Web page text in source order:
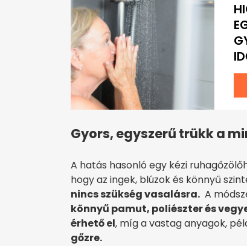
Gyors, egyszerű trükk a
A hatás hasonló egy kézi
hogy az ingek, blúzok és könnyű
nincs szükség vasalásra. A
könnyű pamut, poliészter és
érhető el, míg a vastag anyagok,
gőzre.